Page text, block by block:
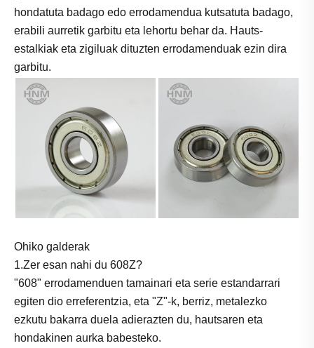
hondatuta badago edo errodamendua kutsatuta badago,
erabili aurretik garbitu eta lehortu behar da. Hauts-
estalkiak eta zigiluak dituzten errodamenduak ezin dira
garbitu.
Ohiko galderak
1.Zer esan nahi du 608Z?
"608" errodamenduen tamainari eta serie estandarrari
egiten dio erreferentzia, eta "Z"-k, berriz, metalezko
ezkutu bakarra duela adierazten du, hautsaren eta
hondakinen aurka babesteko.